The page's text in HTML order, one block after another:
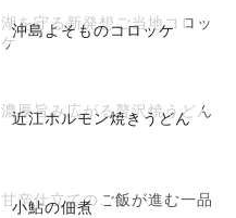
沖島よそものコロッケ
湖を守る新発想ご当地コロッ
ケ
近江ホルモン焼きうどん
濃厚旨み広がる贅沢焼うどん
小鮎の佃煮
甘辛仕立てのご飯が進む一品